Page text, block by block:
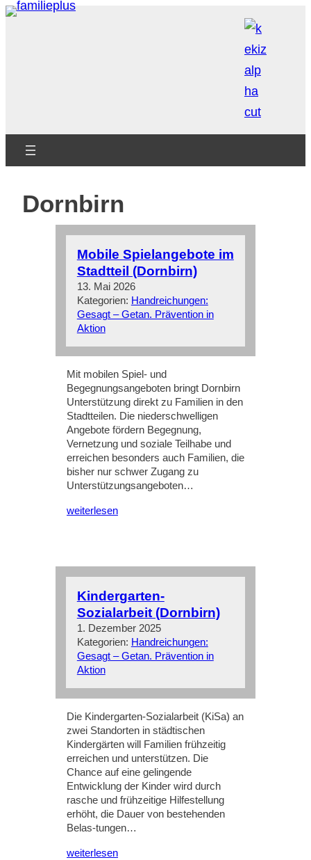
Zum
Dornbirn
Mobile Spielangebote im
Stadtteil (Dornbirn)
13. Mai 2026
Kategorien: Handreichungen:
Gesagt – Getan. Prävention in
Aktion
Mit mobilen Spiel- und
Begegnungsangeboten bringt Dornbirn
Unterstützung direkt zu Familien in den
Stadtteilen. Die niederschwelligen
Angebote fördern Begegnung,
Vernetzung und soziale Teilhabe und
erreichen besonders auch Familien, die
bisher nur schwer Zugang zu
Unterstützungsangeboten…
weiterlesen
Kindergarten-
Sozialarbeit (Dornbirn)
1. Dezember 2025
Kategorien: Handreichungen:
Gesagt – Getan. Prävention in
Aktion
Die Kindergarten-Sozialarbeit (KiSa) an
zwei Standorten in städtischen
Kindergärten will Familien frühzeitig
erreichen und unterstützen. Die
Chance auf eine gelingende
Entwicklung der Kinder wird durch
rasche und frühzeitige Hilfestellung
erhöht, die Dauer von bestehenden
Belas-tungen…
weiterlesen